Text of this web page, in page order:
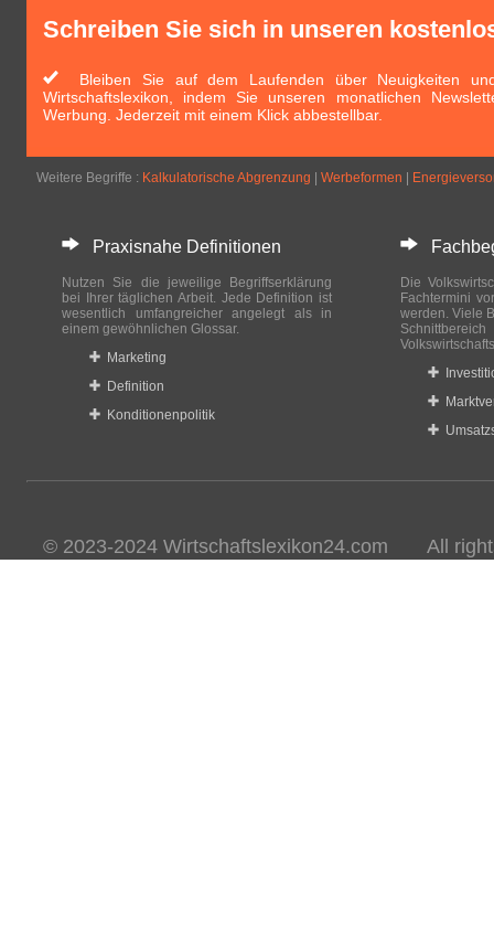
Schreiben Sie sich in unseren
Bleiben Sie auf dem Laufenden über Neuigkeiten
Wirtschaftslexikon, indem Sie unseren monatlichen
Werbung. Jederzeit mit einem Klick abbestellbar.
Weitere Begriffe : Kalkulatorische Abgrenzung Werbeformen
Praxisnahe Definitionen
Nutzen Sie die jeweilige Begriffserklärung
bei Ihrer täglichen Arbeit. Jede Definition ist
wesentlich umfangreicher angelegt als in
einem gewöhnlichen Glossar.
Marketing
Definition
Konditionenpolitik
Die
Fachtermini
werden. Viele
© 2023-2024 Wirtschaftslexikon24.com All